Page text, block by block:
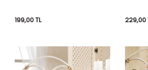
199,00TL 229,00